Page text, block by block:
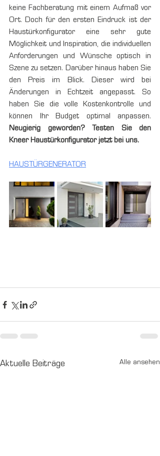
keine Fachberatung mit einem Aufmaß vor
Ort. Doch für den ersten Eindruck ist der
Haustürkonfigurator eine sehr gute
Möglichkeit und Inspiration, die individuellen
Anforderungen und Wünsche optisch in
Szene zu setzen. Darüber hinaus haben Sie
den Preis im Blick. Dieser wird bei
Änderungen in Echtzeit angepasst. So
haben Sie die volle Kostenkontrolle und
Neugierig geworden? Testen Sie den
Kneer Haustürkonfigurator jetzt bei uns.
HAUSTÜRGENERATOR
Aktuelle Beiträge Alle ansehen